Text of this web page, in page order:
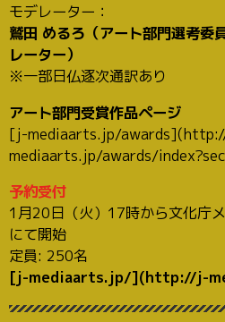
モデレーター：
鷲田 めるろ（アート部門選考委
レーター）
※一部日仏逐次通訳あり
アート部門受賞作品ページ
[j-mediaarts.jp/
mediaarts.jp/awards/
予約受付
1月20日（火）17時から文化庁
にて開始
定員: 250名
[j-mediaarts.jp/](http://j-